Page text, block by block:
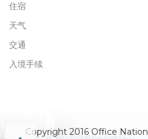
住宿
天气
交通
入境手续
Copyright 2016 Office